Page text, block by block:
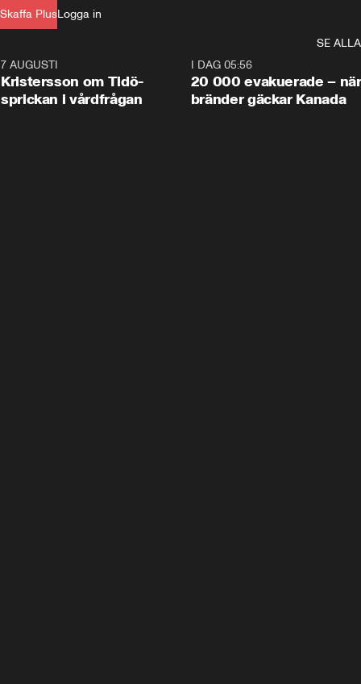
Skaffa PlusLogga in
skärgård.
SE ALLA
7 AUGUSTI
Kristersson om Tidö-
sprickan i vårdfrågan
I DAG 05:56
20 000 evakuerade – när
bränder gäckar Kanada